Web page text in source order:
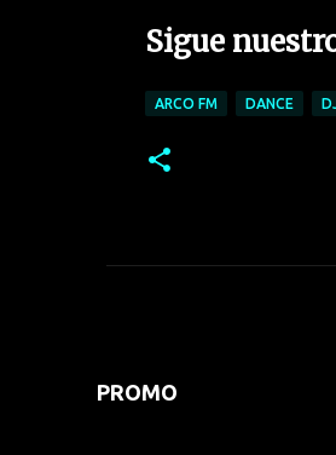
Sigue
ARCO FM DANCE
PROMO